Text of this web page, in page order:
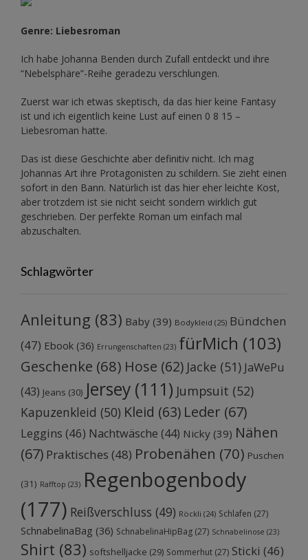
Genre: Liebesroman
Ich habe Johanna Benden durch Zufall entdeckt und ihre
“Nebelsphäre”-Reihe geradezu verschlungen.
Zuerst war ich etwas skeptisch, da das hier keine Fantasy
ist und ich eigentlich keine Lust auf einen 0 8 15 –
Liebesroman hatte.
Das ist diese Geschichte aber definitiv nicht. Ich mag
Johannas Art ihre Protagonisten zu schildern. Sie zieht einen
sofort in den Bann. Natürlich ist das hier eher leichte Kost,
aber trotzdem ist sie nicht seicht sondern wirklich gut
geschrieben. Der perfekte Roman um einfach mal
abzuschalten.
Schlagwörter
Anleitung (83) Baby (39) Bodykleid (25) Bündchen
(47) Ebook (36) Errungenschaften (23) fürMich (103)
Geschenke (68) Hose (62) Jacke (51) JaWePu
(43) Jeans (30) Jersey (111) Jumpsuit (52)
Kapuzenkleid (50) Kleid (63) Leder (67)
Leggins (46) Nachtwäsche (44) Nicky (39) Nähen
(67) Praktisches (48) Probenähen (70) Puschen
(31) Rafftop (23) Regenbogenbody
(177) Reißverschluss (49) Röckli (24) Schlafen (27)
SchnabelinaBag (36) SchnabelinaHipBag (27) Schnabelinose (23)
Shirt (83) softshelljacke (29) Sommerhut (27) Sticki (46)